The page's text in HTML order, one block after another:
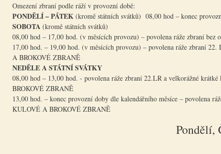
Omezení zbraní podle ráží v provozní době:
PONDĚLÍ – PÁTEK (kromě státních svátků) 08,00 hod – konec
SOBOTA (kromě státních svátků)
08,00 hod – 17,00 hod. (v měsících provozu) – povolena ráže zbraní bez
17,00 hod. – 19,00 hod. (v měsících provozu) – povolena ráže
A BROKOVÉ ZBRANĚ
NEDĚLE A STÁTNÍ SVÁTKY
08,00 hod – 13,00 hod. - povolena ráže zbraní 22.LR a velkorážné
BROKOVÉ ZBRANĚ
13,00 hod. – konec provozní doby dle kalendářního měsíce –
KULOVÉ A BROKOVÉ ZBRANĚ
Pondělí,